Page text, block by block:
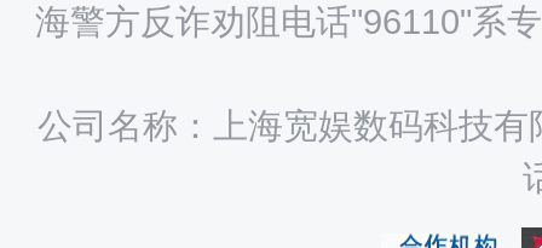
海警方反诈劝阻电话"96110"系
公司名称：上海宽娱数码科技有